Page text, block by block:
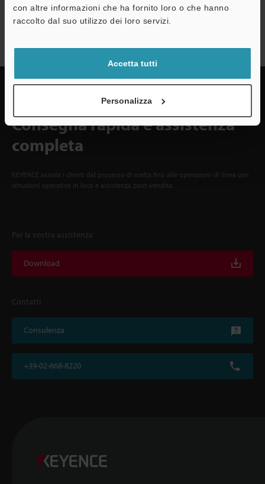
con altre informazioni che ha fornito loro o che hanno
raccolto dal suo utilizzo dei loro servizi.
Accetta tutti
Personalizza
Sottoscrizione alla newsletter
Consegna rapida e assistenza
completa
KEYENCE assiste i clienti dal processo di scelta fino alle operazioni di linea con
istruzioni operative in loco e assistenza post-vendita.
Per la vostra assistenza
Download
Contatti
Consulenza
+39-02-668-8220